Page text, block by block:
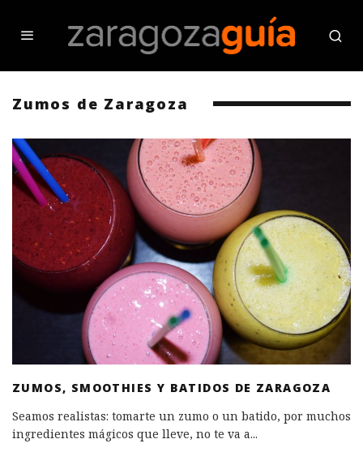
Zumos de Zaragoza
ZUMOS, SMOOTHIES Y BATIDOS DE ZARAGOZA
Seamos realistas: tomarte un zumo o un batido, por muchos
ingredientes mágicos que lleve, no te va a...